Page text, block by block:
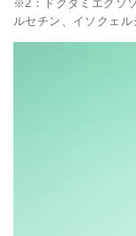
※2：ドクダミエクソ
ルセチン、イソクェル